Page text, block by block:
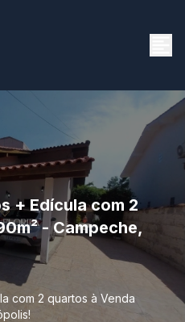
+ Edícula com 2
- Campeche,
com 2 quartos à Venda